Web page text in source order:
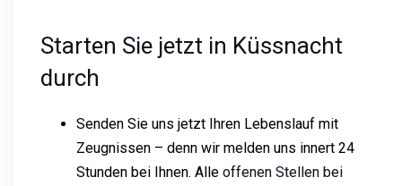
Starten Sie jetzt in Küssnacht
durch
Senden Sie uns jetzt Ihren Lebenslauf mit
Zeugnissen – denn wir melden uns innert 24
Stunden bei Ihnen. Alle offenen Stellen bei